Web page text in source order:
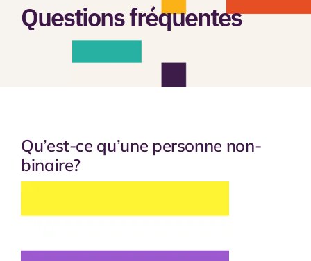
Questions fréquentes
Qu’est-ce qu’une personne non-
binaire?